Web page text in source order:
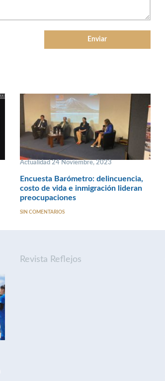
Actualidad 24 Noviembre, 2023
Encuesta Barómetro: delincuencia,
costo de vida e inmigración lideran
preocupaciones
SIN COMENTARIOS
Revista Reflejos